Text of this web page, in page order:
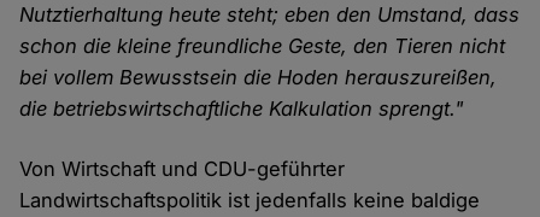
Nutztierhaltung heute steht; eben den Umstand, dass
schon die kleine freundliche Geste, den Tieren nicht
bei vollem Bewusstsein die Hoden herauszureißen,
die betriebswirtschaftliche Kalkulation sprengt."
Von Wirtschaft und CDU-geführter
Landwirtschaftspolitik ist jedenfalls keine baldige